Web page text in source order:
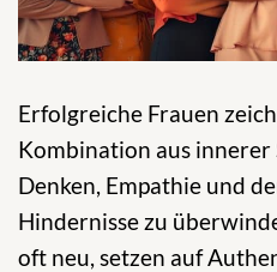
Erfolgreiche Frauen
Kombination aus innerer
Denken, Empathie und
Hindernisse zu
oft neu, setzen auf